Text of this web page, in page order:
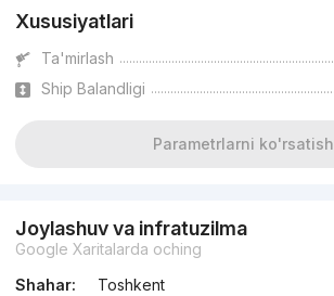
Xususiyatlari
Ta'mirlash
Ship Balandligi
Parametrlarni ko'rsatish
Joylashuv va infratuzilma
Google Xaritalarda oching
Shahar:
Toshkent